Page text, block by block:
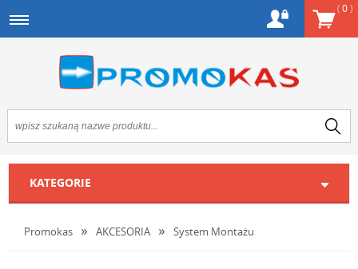
(0)
KATEGORIE
Promokas AKCESORIA System Montażu